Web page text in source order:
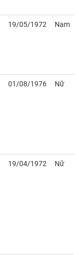
19/05/1972 Nam
01/08/1976 Nữ
19/04/1972 Nữ